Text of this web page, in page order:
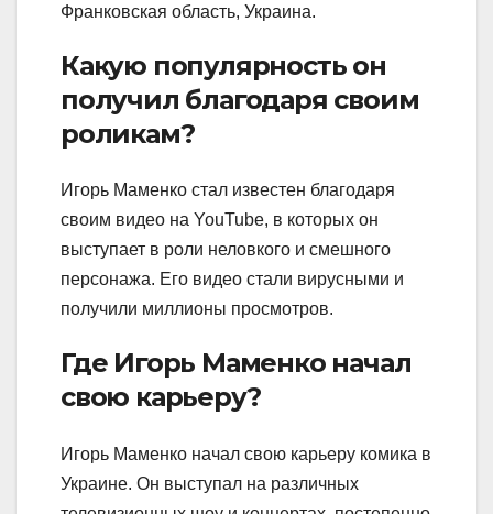
Франковская область, Украина.
Какую популярность он
получил благодаря своим
роликам?
Игорь Маменко стал известен благодаря
своим видео на YouTube, в которых он
выступает в роли неловкого и смешного
персонажа. Его видео стали вирусными и
получили миллионы просмотров.
Где Игорь Маменко начал
свою карьеру?
Игорь Маменко начал свою карьеру комика в
Украине. Он выступал на различных